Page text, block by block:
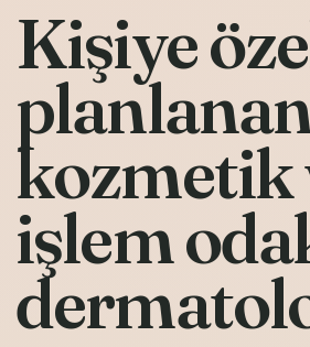
Kişiye
kozmetik
işlem